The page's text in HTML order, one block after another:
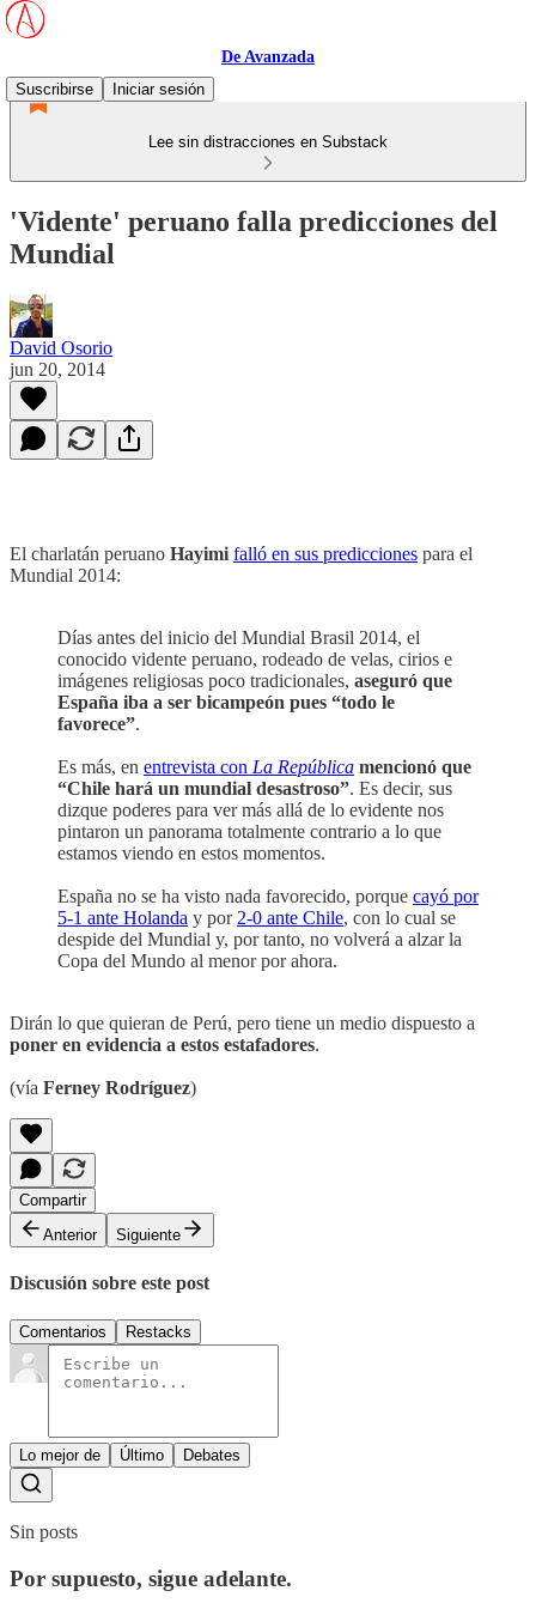
De Avanzada
Suscribirse
Iniciar sesión
Lee sin distracciones en Substack
'Vidente' peruano falla predicciones del
Mundial
David Osorio
jun 20, 2014
El charlatán peruano Hayimi falló en sus predicciones para el
Mundial 2014:
Días antes del inicio del Mundial Brasil 2014, el
conocido vidente peruano, rodeado de velas, cirios e
imágenes religiosas poco tradicionales, aseguró que
España iba a ser bicampeón pues “todo le
favorece”.
Es más, en entrevista con La República mencionó que
“Chile hará un mundial desastroso”. Es decir, sus
dizque poderes para ver más allá de lo evidente nos
pintaron un panorama totalmente contrario a lo que
estamos viendo en estos momentos.
España no se ha visto nada favorecido, porque cayó por
5-1 ante Holanda y por 2-0 ante Chile, con lo cual se
despide del Mundial y, por tanto, no volverá a alzar la
Copa del Mundo al menor por ahora.
Dirán lo que quieran de Perú, pero tiene un medio dispuesto a
poner en evidencia a estos estafadores.
(vía Ferney Rodríguez)
Compartir
Anterior
Siguiente
Discusión sobre este post
Comentarios Restacks
Lo mejor de Último Debates
Sin posts
Por supuesto, sigue adelante.